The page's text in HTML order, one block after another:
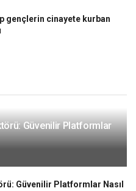
gençlerin cinayete kurban
Güvenilir Platformlar
Güvenilir Platformlar Nasıl